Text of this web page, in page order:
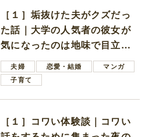
［１］垢抜けた夫がクズだっ
た話｜大学の人気者の彼女が
気になったのは地味で目立た
ない男子学生
夫婦 恋愛・結婚
マンガ
子育て
［１］コワい体験談｜コワい